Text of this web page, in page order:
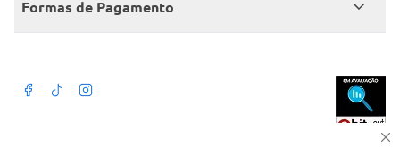
Encontre um Clube
Member’s Mark
Atendimento em libras
Formas de Pagamento